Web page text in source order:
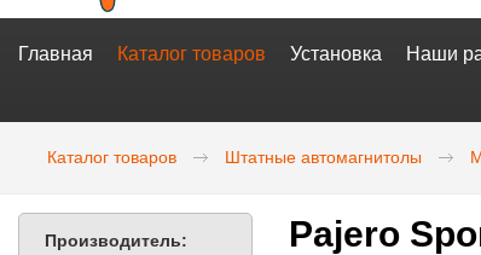
Главная Каталог товаров Установка Наши
Каталог товаров Штатные автомагнитолы
Pajero
Производитель: